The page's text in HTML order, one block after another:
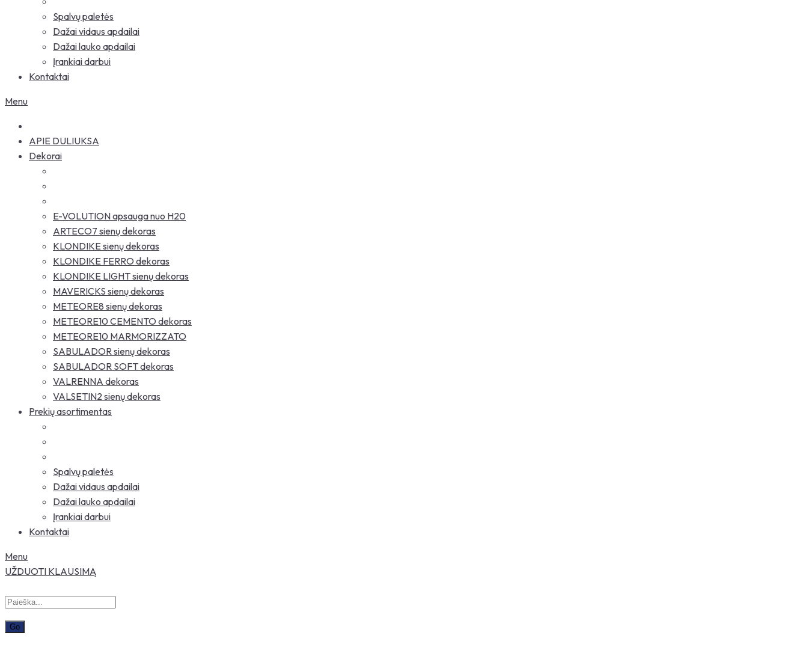
Spalvų paletės
Dažai vidaus apdailai
Dažai lauko apdailai
Įrankiai darbui
Kontaktai
Menu
APIE DULIUKSA
Dekorai
E-VOLUTION apsauga nuo H20
ARTECO7 sienų dekoras
KLONDIKE sienų dekoras
KLONDIKE FERRO dekoras
KLONDIKE LIGHT sienų dekoras
MAVERICKS sienų dekoras
METEORE8 sienų dekoras
METEORE10 CEMENTO dekoras
METEORE10 MARMORIZZATO
SABULADOR sienų dekoras
SABULADOR SOFT dekoras
VALRENNA dekoras
VALSETIN2 sienų dekoras
Prekių asortimentas
Spalvų paletės
Dažai vidaus apdailai
Dažai lauko apdailai
Įrankiai darbui
Kontaktai
Menu
UŽDUOTI KLAUSIMĄ